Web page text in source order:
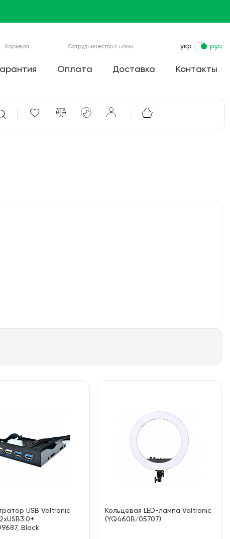
Карьера Сотрудничество с нами укр рус
Оплата Доставка Контакты
USB Voltronic
Black
Кольцевая LED-лампа Voltronic
(YQ460B/05707)